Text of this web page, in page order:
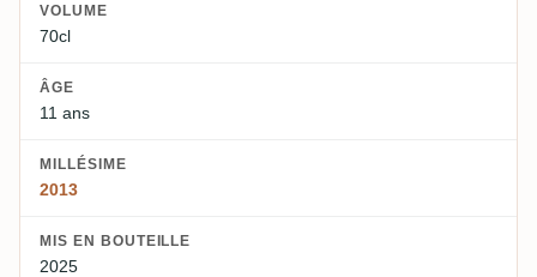
VOLUME
70cl
ÂGE
11 ans
MILLÉSIME
2013
MIS EN BOUTEILLE
2025